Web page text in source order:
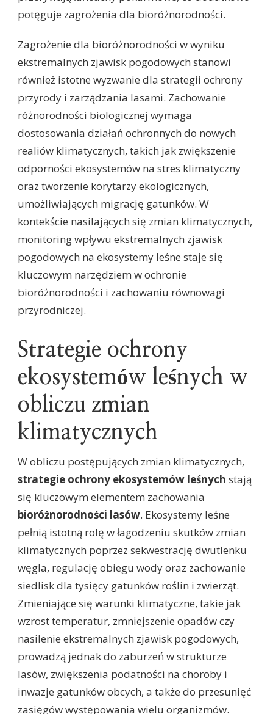
potęguje zagrożenia dla bioróżnorodności.
Zagrożenie dla bioróżnorodności w wyniku
ekstremalnych zjawisk pogodowych stanowi
również istotne wyzwanie dla strategii ochrony
przyrody i zarządzania lasami. Zachowanie
różnorodności biologicznej wymaga
dostosowania działań ochronnych do nowych
realiów klimatycznych, takich jak zwiększenie
odporności ekosystemów na stres klimatyczny
oraz tworzenie korytarzy ekologicznych,
umożliwiających migrację gatunków. W
kontekście nasilających się zmian klimatycznych,
monitoring wpływu ekstremalnych zjawisk
pogodowych na ekosystemy leśne staje się
kluczowym narzędziem w ochronie
bioróżnorodności i zachowaniu równowagi
przyrodniczej.
Strategie ochrony
ekosystemów leśnych w
obliczu zmian
klimatycznych
W obliczu postępujących zmian klimatycznych,
strategie ochrony ekosystemów leśnych stają
się kluczowym elementem zachowania
bioróżnorodności lasów. Ekosystemy leśne
pełnią istotną rolę w łagodzeniu skutków zmian
klimatycznych poprzez sekwestrację dwutlenku
węgla, regulację obiegu wody oraz zachowanie
siedlisk dla tysięcy gatunków roślin i zwierząt.
Zmieniające się warunki klimatyczne, takie jak
wzrost temperatur, zmniejszenie opadów czy
nasilenie ekstremalnych zjawisk pogodowych,
prowadzą jednak do zaburzeń w strukturze
lasów, zwiększenia podatności na choroby i
inwazje gatunków obcych, a także do przesunięć
zasięgów występowania wielu organizmów.